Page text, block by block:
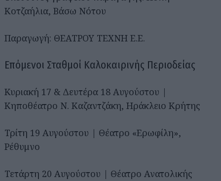
Κοτζαήλια, Βάσω Νότου
Παραγωγή: ΘΕΑΤΡΟΥ ΤΕΧΝΗ Ε.Ε.
Επόμενοι Σταθμοί Καλοκαιρινής Περιοδείας
Κυριακή 17 & Δευτέρα 18 Αυγούστου |
Κηποθέατρο Ν. Καζαντζάκη, Ηράκλειο Κρήτης
Τρίτη 19 Αυγούστου | Θέατρο «Ερωφίλη»,
Ρέθυμνο
Τετάρτη 20 Αυγούστου | Θέατρο Ανατολικής